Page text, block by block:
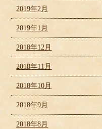
2019年2月
2019年1月
2018年12月
2018年11月
2018年10月
2018年9月
2018年8月